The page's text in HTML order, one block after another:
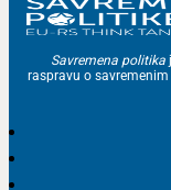
Savremena politika
raspravu o